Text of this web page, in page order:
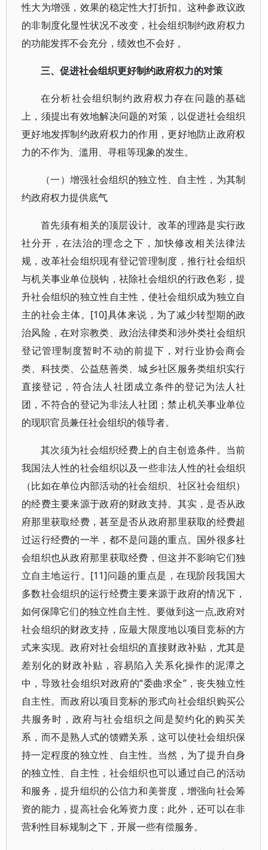
性大为增强，效果的稳定性大打折扣。这种参政议政
的非制度化显性状况不改变，社会组织制约政府权力
的功能发挥不会充分，绩效也不会好 。
三、促进社会组织更好制约政府权力的对策
在分析社会组织制约政府权力存在问题的基础
上，须提出有效地解决问题的对策，以促进社会组织
更好地发挥制约政府权力的作用，更好地防止政府权
力的不作为、滥用、寻租等现象的发生。
（一）增强社会组织的独立性、自主性，为其制
约政府权力提供底气
首先须有相关的顶层设计。改革的理路是实行政
社分开，在法治的理念之下，加快修改相关法律法
规，改革社会组织现有登记管理制度，推行社会组织
与机关事业单位脱钩，祛除社会组织的行政色彩，提
升社会组织的独立性自主性，使社会组织成为独立自
主的社会主体。[10]具体来说，为了减少转型期的政
治风险，在对宗教类、政治法律类和涉外类社会组织
登记管理制度暂时不动的前提下，对行业协会商会
类、科技类、公益慈善类、城乡社区服务类组织实行
直接登记，符合法人社团成立条件的登记为法人社
团，不符合的登记为非法人社团；禁止机关事业单位
的现职官员兼任社会组织的领导者。
其次须为社会组织经费上的自主创造条件。当前
我国法人性的社会组织以及一些非法人性的社会组织
（比如在单位内部活动的社会组织、社区社会组织）
的经费主要来源于政府的财政支持。其实，是否从政
府那里获取经费，甚至是否从政府那里获取的经费超
过运行经费的一半，都不是问题的重点。国外很多社
会组织也从政府那里获取经费，但这并不影响它们独
立自主地运行。[11]问题的重点是，在现阶段我国大
多数社会组织的运行经费主要来源于政府的情况下，
如何保障它们的独立性自主性。要做到这一点,政府对
社会组织的财政支持，应最大限度地以项目竞标的方
式来实现。政府对社会组织的直接财政补贴，尤其是
差别化的财政补贴，容易陷入关系化操作的泥潭之
中，导致社会组织对政府的“委曲求全”，丧失独立性
自主性。而政府以项目竞标的形式向社会组织购买公
共服务时，政府与社会组织之间是契约化的购买关
系，而不是熟人式的馈赠关系，这可以使社会组织保
持一定程度的独立性、自主性。当然，为了提升自身
的独立性、自主性，社会组织也可以通过自己的活动
和服务，提升组织的公信力和美誉度，增强向社会筹
资的能力，提高社会化筹资力度；此外，还可以在非
营利性目标规制之下，开展一些有偿服务。